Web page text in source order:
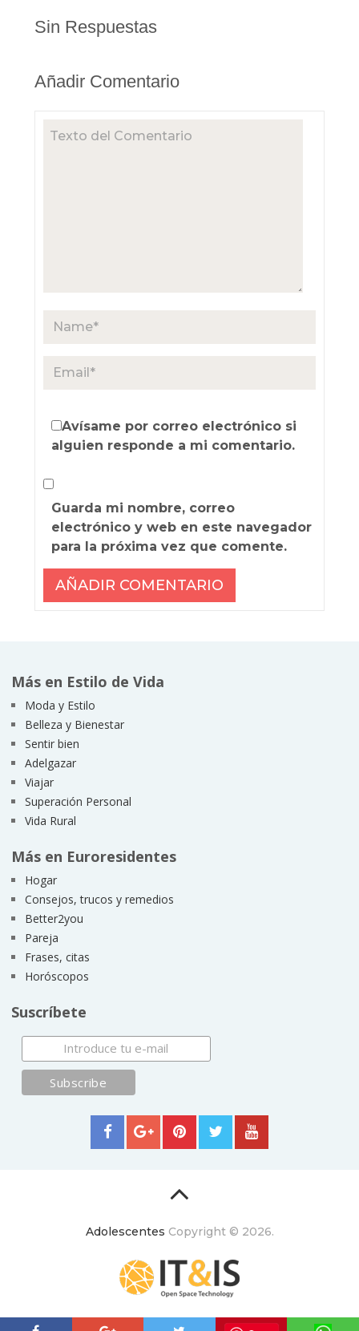
Sin Respuestas
Añadir Comentario
Avísame por correo electrónico si
alguien responde a mi comentario.
Guarda mi nombre, correo
electrónico y web en este navegador
para la próxima vez que comente.
Más en Estilo de Vida
Moda y Estilo
Belleza y Bienestar
Sentir bien
Adelgazar
Viajar
Superación Personal
Vida Rural
Más en Euroresidentes
Hogar
Consejos, trucos y remedios
Better2you
Pareja
Frases, citas
Horóscopos
Suscríbete
Adolescentes Copyright © 2026.
ItyIs Siglo XXI|Euroresidentes Principios generales